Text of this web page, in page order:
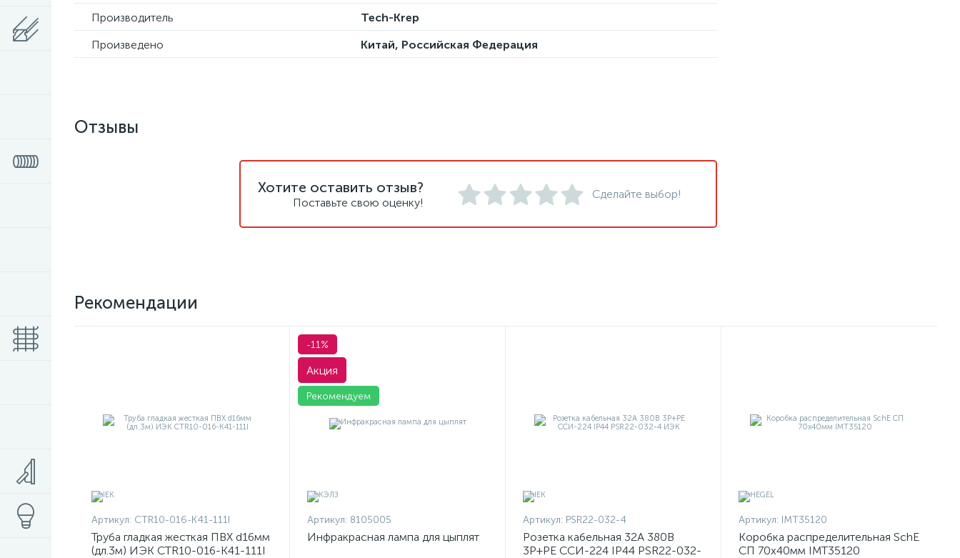
Производитель
Tech-Krep
Произведено
Китай, Российская Федерация
Отзывы
Хотите оставить отзыв?
Поставьте свою оценку!
Сделайте выбор!
Рекомендации
Артикул: CTR10-016-K41-111I
Труба гладкая жесткая ПВХ d16мм
(дл.3м) ИЭК CTR10-016-K41-111I
-11%
Акция
Рекомендуем
Артикул: 8105005
Инфракрасная лампа для цыплят
Артикул: PSR22-032-4
Розетка кабельная 32А 380В
3P+PЕ ССИ-224 IP44 PSR22-032-
Артикул: IMT35120
Коробка распределительная SchE
СП 70х40мм IMT35120